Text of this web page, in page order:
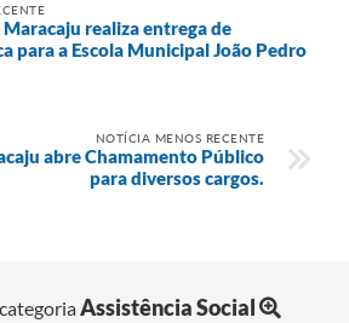
realiza entrega de
para a Escola Municipal João Pedro
NOTÍCIA MENOS RECENTE
abre Chamamento Público
para diversos cargos.
Assistência Social